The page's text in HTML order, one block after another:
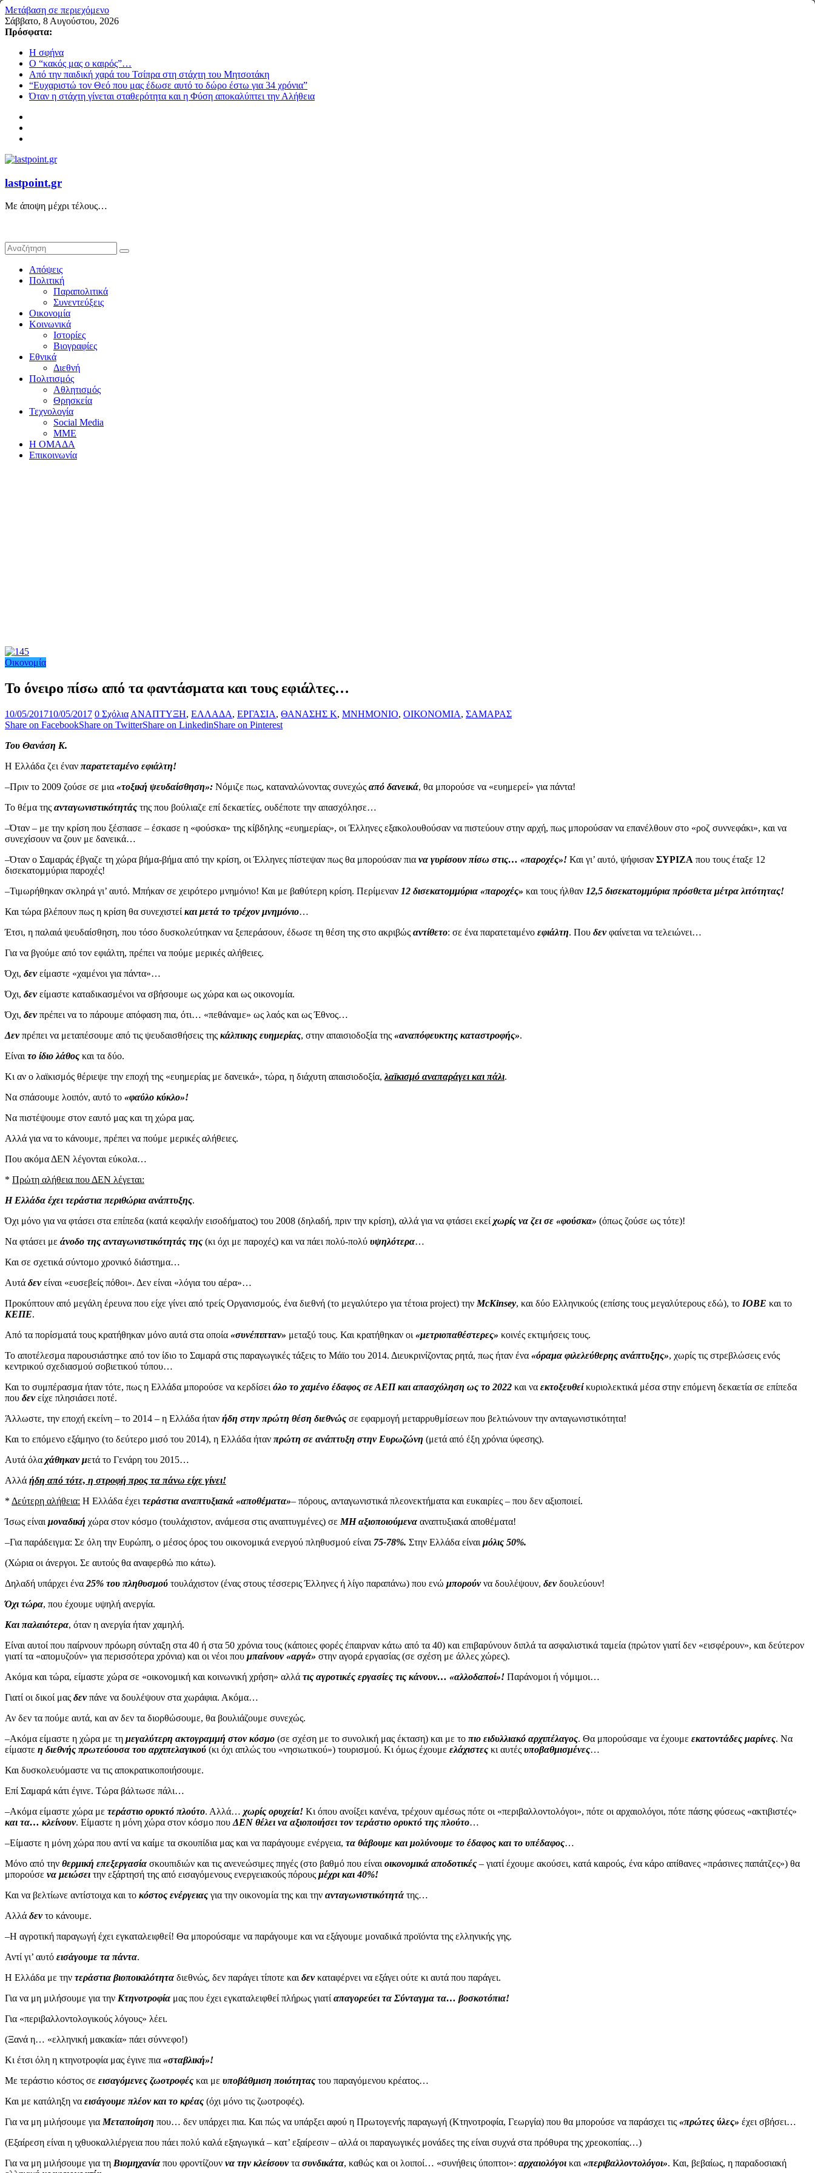
Μετάβαση σε περιεχόμενο
Σάββατο, 8 Αυγούστου, 2026
Πρόσφατα:
Η σφήνα
Ο “κακός μας ο καιρός”…
Από την παιδική χαρά του Τσίπρα στη στάχτη του Μητσοτάκη
“Ευχαριστώ τον Θεό που μας έδωσε αυτό το δώρο έστω για 34 χρόνια”
Όταν η στάχτη γίνεται σταθερότητα και η Φύση αποκαλύπτει την Αλήθεια
lastpoint.gr
Με άποψη μέχρι τέλους…
Απόψεις
Πολιτική
Παραπολιτικά
Συνεντεύξεις
Οικονομία
Κοινωνικά
Ιστορίες
Βιογραφίες
Εθνικά
Διεθνή
Πολιτισμός
Αθλητισμός
Θρησκεία
Τεχνολογία
Social Media
ΜΜΕ
Η ΟΜΑΔΑ
Επικοινωνία
Οικονομία
Το όνειρο πίσω από τα φαντάσματα και τους εφιάλτες…
10/05/201710/05/2017 0 Σχόλια ΑΝΑΠΤΥΞΗ, ΕΛΛΑΔΑ, ΕΡΓΑΣΙΑ, ΘΑΝΑΣΗΣ Κ, ΜΝΗΜΟΝΙΟ, ΟΙΚΟΝΟΜΙΑ, ΣΑΜΑΡΑΣ
Share on FacebookShare on TwitterShare on LinkedinShare on Pinterest
Του Θανάση Κ.
Η Ελλάδα ζει έναν παρατεταμένο εφιάλτη!
–Πριν το 2009 ζούσε σε μια «τοξική ψευδαίσθηση»: Νόμιζε πως, καταναλώνοντας συνεχώς από δανεικά, θα μπορούσε να «ευημερεί» για πάντα!
Το θέμα της ανταγωνιστικότητάς της που βούλιαζε επί δεκαετίες, ουδέποτε την απασχόλησε…
–Όταν – με την κρίση που ξέσπασε – έσκασε η «φούσκα» της κίβδηλης «ευημερίας», οι Έλληνες εξακολουθούσαν να πιστεύουν στην αρχή, πως μπορούσαν να επανέλθουν στο «ροζ συννεφάκι», και να
συνεχίσουν να ζουν με δανεικά…
–Όταν ο Σαμαράς έβγαζε τη χώρα βήμα-βήμα από την κρίση, οι Έλληνες πίστεψαν πως θα μπορούσαν πια να γυρίσουν πίσω στις… «παροχές»! Και γι’ αυτό, ψήφισαν ΣΥΡΙΖΑ που τους έταξε 12
δισεκατομμύρια παροχές!
–Τιμωρήθηκαν σκληρά γι’ αυτό. Μπήκαν σε χειρότερο μνημόνιο! Και με βαθύτερη κρίση. Περίμεναν 12 δισεκατομμύρια «παροχές» και τους ήλθαν 12,5 δισεκατομμύρια πρόσθετα μέτρα λιτότητας!
Και τώρα βλέπουν πως η κρίση θα συνεχιστεί και μετά το τρέχον μνημόνιο…
Έτσι, η παλαιά ψευδαίσθηση, που τόσο δυσκολεύτηκαν να ξεπεράσουν, έδωσε τη θέση της στο ακριβώς αντίθετο: σε ένα παρατεταμένο εφιάλτη. Που δενφαίνεται να τελειώνει…
Για να βγούμε από τον εφιάλτη, πρέπει να πούμε μερικές αλήθειες.
Όχι, δενείμαστε «χαμένοι για πάντα»…
Όχι, δενείμαστε καταδικασμένοι να σβήσουμε ως χώρα και ως οικονομία.
Όχι, δενπρέπει να το πάρουμε απόφαση πια, ότι… «πεθάναμε» ως λαός και ως Έθνος…
Δενπρέπει να μεταπέσουμε από τις ψευδαισθήσεις της κάλπικης ευημερίας, στην απαισιοδοξία της «αναπόφευκτης καταστροφής».
Είναι το ίδιο λάθος και τα δύο.
Κι αν ο λαϊκισμός θέριεψε την εποχή της «ευημερίας με δανεικά», τώρα, η διάχυτη απαισιοδοξία, λαϊκισμό αναπαράγει και πάλι.
Να σπάσουμε λοιπόν, αυτό το «φαύλο κύκλο»!
Να πιστέψουμε στον εαυτό μας και τη χώρα μας.
Αλλά για να το κάνουμε, πρέπει να πούμε μερικές αλήθειες.
Που ακόμα ΔΕΝ λέγονται εύκολα…
* Πρώτη αλήθεια που ΔΕΝ λέγεται:
Η Ελλάδα έχει τεράστια περιθώρια ανάπτυξης.
Όχι μόνο για να φτάσει στα επίπεδα (κατά κεφαλήν εισοδήματος) του 2008 (δηλαδή, πριν την κρίση), αλλά για να φτάσει εκεί χωρίς να ζει σε «φούσκα» (όπως ζούσε ως τότε)!
Να φτάσει με άνοδο της ανταγωνιστικότητάς της (κι όχι με παροχές) και να πάει πολύ-πολύ υψηλότερα…
Και σε σχετικά σύντομο χρονικό διάστημα…
Αυτά δενείναι «ευσεβείς πόθοι». Δεν είναι «λόγια του αέρα»…
Προκύπτουν από μεγάλη έρευνα που είχε γίνει από τρείς Οργανισμούς, ένα διεθνή (το μεγαλύτερο για τέτοια project) την ΜcKinsey, και δύο Ελληνικούς (επίσης τους μεγαλύτερους εδώ), το ΙΟΒΕ και το
ΚΕΠΕ.
Από τα πορίσματά τους κρατήθηκαν μόνο αυτά στα οποία «συνέπιπταν» μεταξύ τους. Και κρατήθηκαν οι «μετριοπαθέστερες» κοινές εκτιμήσεις τους.
Το αποτέλεσμα παρουσιάστηκε από τον ίδιο το Σαμαρά στις παραγωγικές τάξεις το Μάϊο του 2014. Διευκρινίζοντας ρητά, πως ήταν ένα «όραμα φιλελεύθερης ανάπτυξης», χωρίς τις στρεβλώσεις ενός
κεντρικού σχεδιασμού σοβιετικού τύπου…
Και το συμπέρασμα ήταν τότε, πως η Ελλάδα μπορούσε να κερδίσει όλο το χαμένο έδαφος σε ΑΕΠ και απασχόληση ως το 2022 και να εκτοξευθείκυριολεκτικά μέσα στην επόμενη δεκαετία σε επίπεδα
που δενείχε πλησιάσει ποτέ.
Άλλωστε, την εποχή εκείνη – το 2014 – η Ελλάδα ήταν ήδη στην πρώτη θέση διεθνώς σε εφαρμογή μεταρρυθμίσεων που βελτιώνουν την ανταγωνιστικότητα!
Και το επόμενο εξάμηνο (το δεύτερο μισό του 2014), η Ελλάδα ήταν πρώτη σε ανάπτυξη στην Ευρωζώνη (μετά από έξη χρόνια ύφεσης).
Αυτά όλα χάθηκαν μετά το Γενάρη του 2015…
Αλλά ήδη από τότε, η στροφή προς τα πάνω είχε γίνει!
* Δεύτερη αλήθεια: Η Ελλάδα έχει τεράστια αναπτυξιακά «αποθέματα»– πόρους, ανταγωνιστικά πλεονεκτήματα και ευκαιρίες – που δεν αξιοποιεί.
Ίσως είναι μοναδική χώρα στον κόσμο (τουλάχιστον, ανάμεσα στις αναπτυγμένες) σε ΜΗ αξιοποιούμενα αναπτυξιακά αποθέματα!
–Για παράδειγμα: Σε όλη την Ευρώπη, ο μέσος όρος του οικονομικά ενεργού πληθυσμού είναι 75-78%. Στην Ελλάδα είναι μόλις 50%.
(Χώρια οι άνεργοι. Σε αυτούς θα αναφερθώ πιο κάτω).
Δηλαδή υπάρχει ένα 25% του πληθυσμού τουλάχιστον (ένας στους τέσσερις Έλληνες ή λίγο παραπάνω) που ενώ μπορούννα δουλέψουν, δενδουλεύουν!
Όχι τώρα, που έχουμε υψηλή ανεργία.
Και παλαιότερα, όταν η ανεργία ήταν χαμηλή.
Είναι αυτοί που παίρνουν πρόωρη σύνταξη στα 40 ή στα 50 χρόνια τους (κάποιες φορές έπαιρναν κάτω από τα 40) και επιβαρύνουν διπλά τα ασφαλιστικά ταμεία (πρώτον γιατί δεν «εισφέρουν», και δεύτερον
γιατί τα «απομυζούν» για περισσότερα χρόνια) και οι νέοι που μπαίνουν «αργά» στην αγορά εργασίας (σε σχέση με άλλες χώρες).
Ακόμα και τώρα, είμαστε χώρα σε «οικονομική και κοινωνική χρήση» αλλά τις αγροτικές εργασίες τις κάνουν… «αλλοδαποί»! Παράνομοι ή νόμιμοι…
Γιατί οι δικοί μας δενπάνε να δουλέψουν στα χωράφια. Ακόμα…
Αν δεν τα πούμε αυτά, και αν δεν τα διορθώσουμε, θα βουλιάζουμε συνεχώς.
–Ακόμα είμαστε η χώρα με τη μεγαλύτερη ακτογραμμή στον κόσμο (σε σχέση με το συνολική μας έκταση) και με το πιο ειδυλλιακό αρχιπέλαγος. Θα μπορούσαμε να έχουμε εκατοντάδες μαρίνες. Να
είμαστε η διεθνής πρωτεύουσα του αρχιπελαγικού (κι όχι απλώς του «νησιωτικού») τουρισμού. Κι όμως έχουμε ελάχιστες κι αυτές υποβαθμισμένες…
Και δυσκολευόμαστε να τις αποκρατικοποιήσουμε.
Επί Σαμαρά κάτι έγινε. Τώρα βάλτωσε πάλι…
–Ακόμα είμαστε χώρα με τεράστιο ορυκτό πλούτο. Αλλά… χωρίς ορυχεία! Κι όπου ανοίξει κανένα, τρέχουν αμέσως πότε οι «περιβαλλοντολόγοι», πότε οι αρχαιολόγοι, πότε πάσης φύσεως «ακτιβιστές»
και τα… κλείνουν. Είμαστε η μόνη χώρα στον κόσμο που ΔΕΝ θέλει να αξιοποιήσει τον τεράστιο ορυκτό της πλούτο…
–Είμαστε η μόνη χώρα που αντί να καίμε τα σκουπίδια μας και να παράγουμε ενέργεια, τα θάβουμε και μολύνουμε το έδαφος και το υπέδαφος…
Μόνο από την θερμική επεξεργασία σκουπιδιών και τις ανενεώσιμες πηγές (στο βαθμό που είναι οικονομικά αποδοτικές – γιατί έχουμε ακούσει, κατά καιρούς, ένα κάρο απίθανες «πράσινες παπάτζες») θα
μπορούσε να μειώσει την εξάρτησή της από εισαγόμενους ενεργειακούς πόρους μέχρι και 40%!
Και να βελτίωνε αντίστοιχα και το κόστος ενέργειας για την οικονομία της και την ανταγωνιστικότητά της…
Αλλά δεντο κάνουμε.
–Η αγροτική παραγωγή έχει εγκαταλειφθεί! Θα μπορούσαμε να παράγουμε και να εξάγουμε μοναδικά προϊόντα της ελληνικής γης.
Αντί γι’ αυτό εισάγουμε τα πάντα.
Η Ελλάδα με την τεράστια βιοποικιλότητα διεθνώς, δεν παράγει τίποτε και δενκαταφέρνει να εξάγει ούτε κι αυτά που παράγει.
Για να μη μιλήσουμε για την Κτηνοτροφία μας που έχει εγκαταλειφθεί πλήρως γιατί απαγορεύει τα Σύνταγμα τα… βοσκοτόπια!
Για «περιβαλλοντολογικούς λόγους» λέει.
(Ξανά η… «ελληνική μακακία» πάει σύννεφο!)
Κι έτσι όλη η κτηνοτροφία μας έγινε πια «σταβλική»!
Με τεράστιο κόστος σε εισαγόμενες ζωοτροφές και με υποβάθμιση ποιότητας του παραγόμενου κρέατος…
Και με κατάληξη να εισάγουμε πλέον και το κρέας (όχι μόνο τις ζωοτροφές).
Για να μη μιλήσουμε για Μεταποίηση που… δεν υπάρχει πια. Και πώς να υπάρξει αφού η Πρωτογενής παραγωγή (Κτηνοτροφία, Γεωργία) που θα μπορούσε να παράσχει τις «πρώτες ύλες» έχει σβήσει…
(Εξαίρεση είναι η ιχθυοκαλλιέργεια που πάει πολύ καλά εξαγωγικά – κατ’ εξαίρεσιν – αλλά οι παραγωγικές μονάδες της είναι συχνά στα πρόθυρα της χρεοκοπίας…)
Για να μη μιλήσουμε για τη Βιομηχανία που φροντίζουν να την κλείσουντα συνδικάτα, καθώς και οι λοιποί… «συνήθεις ύποπτοι»: αρχαιολόγοι και «περιβαλλοντολόγοι». Και, βεβαίως, η παραδοσιακή